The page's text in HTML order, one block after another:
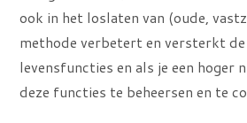
ook in het loslaten van (oude,
methode verbetert en versterkt
levensfuncties en als je een hoger
deze functies te beheersen en te